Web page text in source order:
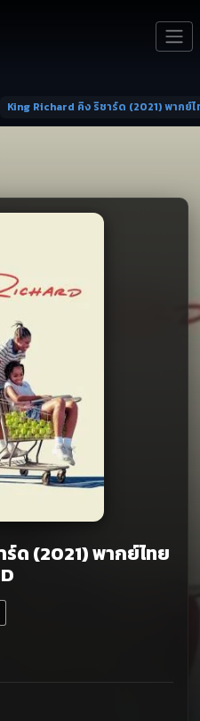
King Richard คิง ริชาร์ด (2021) พากย์ไ
ด (2021) พากย์ไทย